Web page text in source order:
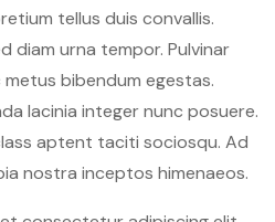
tellus duis convallis.
diam urna tempor. Pulvinar
metus bibendum egestas.
lacinia integer nunc posuere.
aptent taciti sociosqu. Ad
nostra inceptos himenaeos.